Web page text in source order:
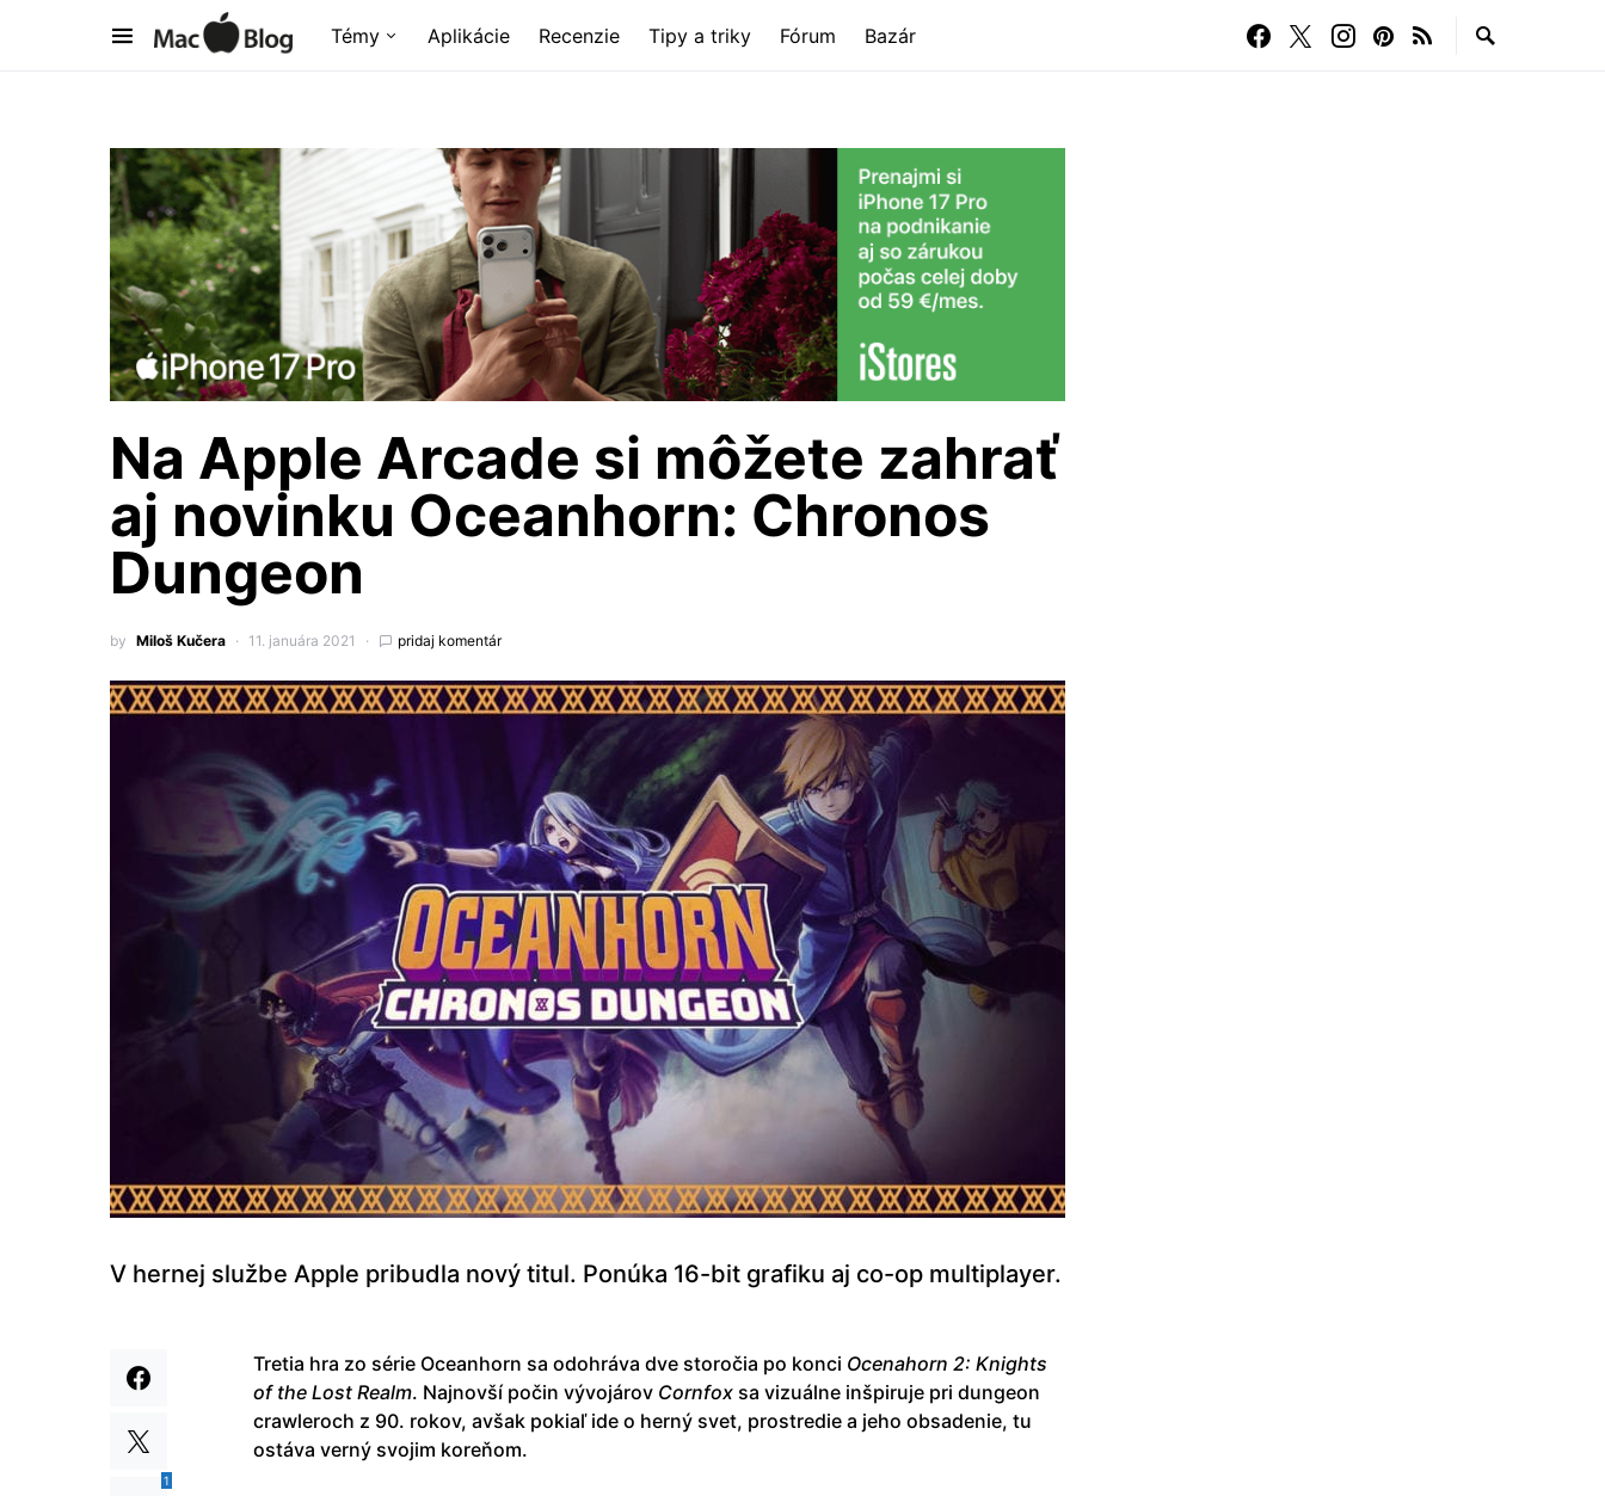
Témy Aplikácie Recenzie Tipy a triky Fórum Bazár
Na Apple Arcade si môžete zahrať
aj novinku Oceanhorn: Chronos
Dungeon
by Miloš Kučera 11. januára 2021 pridaj komentár
V hernej službe Apple pribudla nový titul. Ponúka 16-bit grafiku aj co-op multiplayer.
1
Tretia hra zo série Oceanhorn sa odohráva dve storočia po konci Ocenahorn 2: Knights
of the Lost Realm. Najnovší počin vývojárov Cornfox sa vizuálne inšpiruje pri dungeon
crawleroch z 90. rokov, avšak pokiaľ ide o herný svet, prostredie a jeho obsadenie, tu
ostáva verný svojim koreňom.